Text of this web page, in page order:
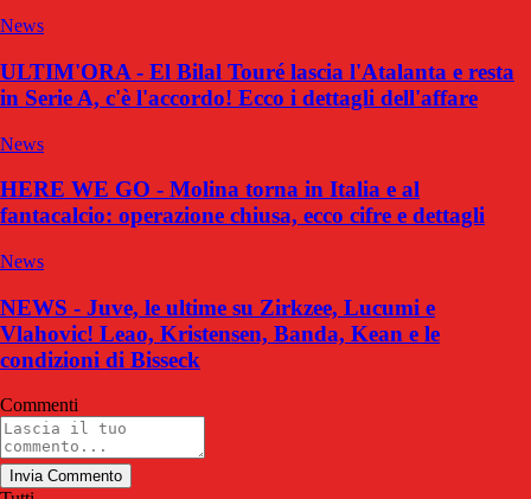
News
ULTIM'ORA - El Bilal Touré lascia l'Atalanta e resta
in Serie A, c'è l'accordo! Ecco i dettagli dell'affare
News
HERE WE GO - Molina torna in Italia e al
fantacalcio: operazione chiusa, ecco cifre e dettagli
News
NEWS - Juve, le ultime su Zirkzee, Lucumi e
Vlahovic! Leao, Kristensen, Banda, Kean e le
condizioni di Bisseck
Commenti
Invia Commento